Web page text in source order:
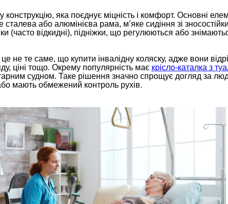
яка поєднує міцність і комфорт. Основні
або алюмінієва рама, м’яке сидіння зі
(часто відкидні), підніжки, що регулюються або
не те саме, що купити інвалідну коляску, адже вони
ціні тощо. Окрему популярність має крісло-каталка з
судном. Таке рішення значно спрощує догляд за
мають обмежений контроль рухів.